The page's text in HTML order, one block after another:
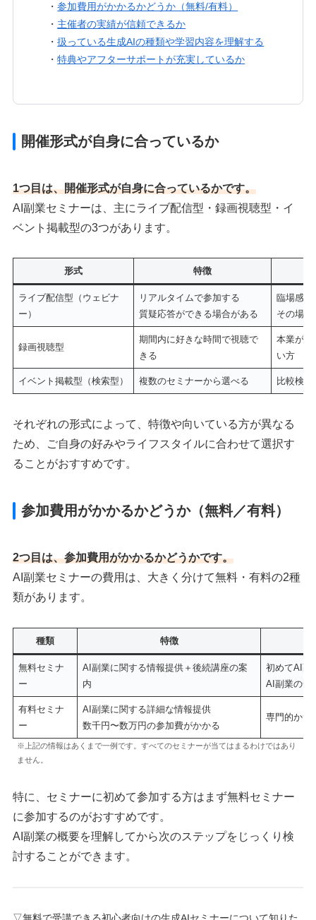
・参加費用がかかるかどうか（無料/有料）
・ 主催者の実績が信頼できるか
・扱っている生成AIの種類や学習内容を理解する
・特典やアフターサポートが充実しているか
開催形式が自身に合っているか
1つ目は、開催形式が自身に合っているかです。
AI副業セミナーは、主にライブ配信型・録画視聴型・イ
ベント掲載型の3つがあります。
形式 特徴
ライブ配信型（ウェビナ
ー）
リアルタイムで参加する
質疑応答ができる場合がある
臨場感を
その場で
録画視聴型
期間内に好きな時間で視聴で
きる
本業が忙
い方
イベント掲載型（検索型） 複数のセミナーから選べる 比較検
それぞれの形式によって、特徴や向いている方が異なる
ため、ご自身の好みやライフスタイルに合わせて選択す
ることがおすすめです。
参加費用がかかるかどうか（無料／有料）
2つ目は、参加費用がかかるかどうかです。
AI副業セミナーの費用は、大きく分けて無料・有料の2種
類があります。
種類 特徴
無料セミナ
ー
AI副業に関する情報提供＋後続講座の案
内
初めてAI副
AI副業の全
有料セミナ
ー
AI副業に関する詳細な情報提供
数千円〜数万円の参加費がかかる
専門的かつ
※上記の情報はあくまで一例です。すべてのセミナーが当てはまるわけではあり
ません。
特に、セミナーに初めて参加する方はまず無料セミナー
に参加するのがおすすめです。
AI副業の概要を理解してから次のステップをじっくり検
討することができます。